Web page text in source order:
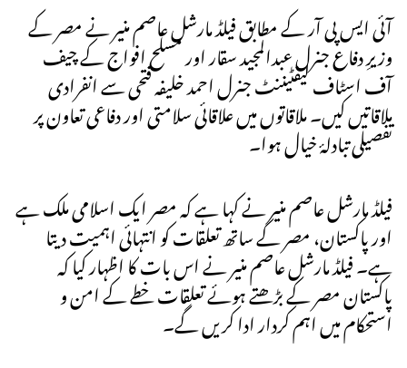
آئی ایس پی آر کے مطابق فیلڈ مارشل عاصم منیر نے مصر کے
وزیرِ دفاع جنرل عبدالمجید سقار اور مسلح افواج کے چیف
آف اسٹاف لیفٹیننٹ جنرل احمد خلیفہ فتحی سے انفرادی
ملاقاتیں کیں۔ ملاقاتوں میں علاقائی سلامتی اور دفاعی تعاون پر
تفصیلی تبادلۂ خیال ہوا۔
فیلڈ مارشل عاصم منیر نے کہا ہے کہ مصر ایک اسلامی ملک ہے
اور پاکستان، مصر کے ساتھ تعلقات کو انتہائی اہمیت دیتا
ہے۔ فیلڈ مارشل عاصم منیر نے اس بات کا اظہار کیا کہ
پاکستان مصر کے بڑھتے ہوئے تعلقات خطے کے امن و
استحکام میں اہم کردار ادا کریں گے۔